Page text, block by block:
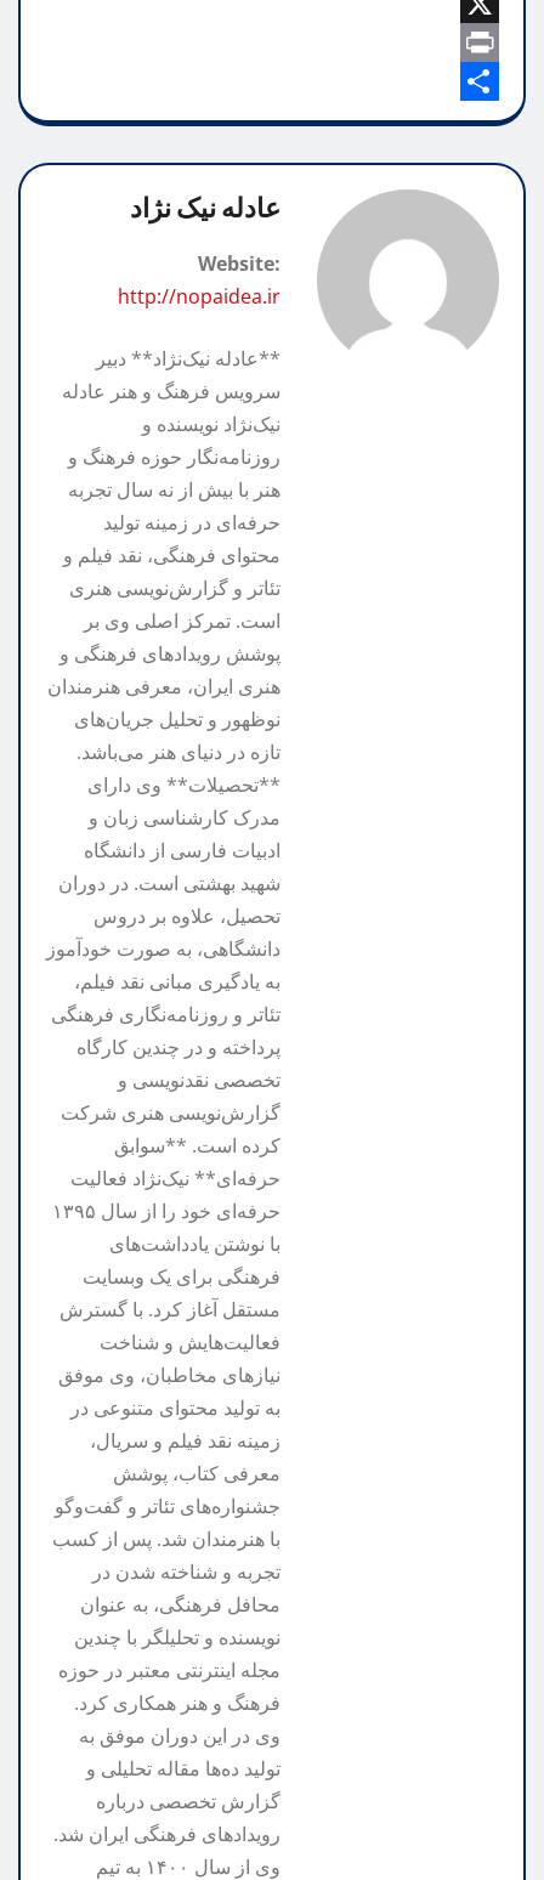
o
o
k
t
A
p
e
g
r
m
o
p
y
L
n
k
X
P
r
i
S
h
r
e
عادله نیک نژاد
Website:
http://nopaidea.ir
**عادله نیک‌نژاد** دبیر
سرویس فرهنگ و هنر عادله
نیک‌نژاد نویسنده و
روزنامه‌نگار حوزه فرهنگ و
هنر با بیش از نه سال تجربه
حرفه‌ای در زمینه تولید
محتوای فرهنگی، نقد فیلم و
تئاتر و گزارش‌نویسی هنری
است. تمرکز اصلی وی بر
پوشش رویدادهای فرهنگی و
هنری ایران، معرفی هنرمندان
نوظهور و تحلیل جریان‌های
تازه در دنیای هنر می‌باشد.
**تحصیلات** وی دارای
مدرک کارشناسی زبان و
ادبیات فارسی از دانشگاه
شهید بهشتی است. در دوران
تحصیل، علاوه بر دروس
دانشگاهی، به صورت خودآموز
به یادگیری مبانی نقد فیلم،
تئاتر و روزنامه‌نگاری فرهنگی
پرداخته و در چندین کارگاه
تخصصی نقدنویسی و
گزارش‌نویسی هنری شرکت
کرده است. **سوابق
حرفه‌ای** نیک‌نژاد فعالیت
حرفه‌ای خود را از سال ۱۳۹۵
با نوشتن یادداشت‌های
فرهنگی برای یک وبسایت
مستقل آغاز کرد. با گسترش
فعالیت‌هایش و شناخت
نیازهای مخاطبان، وی موفق
به تولید محتوای متنوعی در
زمینه نقد فیلم و سریال،
معرفی کتاب، پوشش
جشنواره‌های تئاتر و گفت‌وگو
با هنرمندان شد. پس از کسب
تجربه و شناخته شدن در
محافل فرهنگی، به عنوان
نویسنده و تحلیلگر با چندین
مجله اینترنتی معتبر در حوزه
فرهنگ و هنر همکاری کرد.
وی در این دوران موفق به
تولید ده‌ها مقاله تحلیلی و
گزارش تخصصی درباره
رویدادهای فرهنگی ایران شد.
وی از سال ۱۴۰۰ به تیم